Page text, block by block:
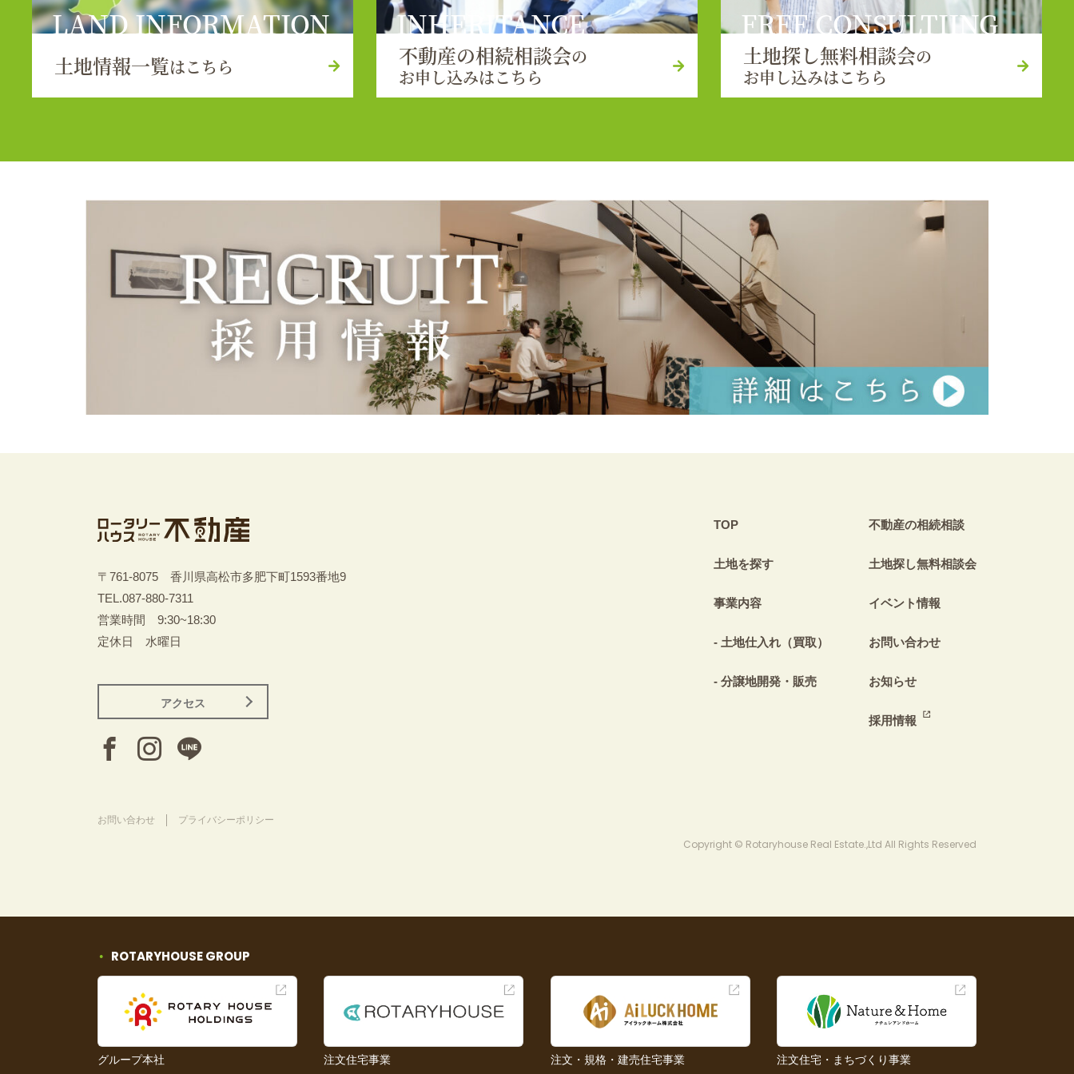
LAND INFORMATION
土地情報一覧はこちら
INHERITANCE
不動産の相続相談会の
お申し込みはこちら
FREE CONSULTIING
土地探し無料相談会の
お申し込みはこちら
TOP
土地を探す
事業内容
土地仕入れ（買取）
分譲地開発・販売
不動産の相続相談
土地探し無料相談会
イベント情報
お問い合わせ
お知らせ
採用情報
〒761-8075 香川県高松市多肥下町1593番地9
TEL.087-880-7311
営業時間 9:30~18:30
定休日 水曜日
アクセス
お問い合わせ プライバシーポリシー
Copyright © Rotaryhouse Real Estate.,Ltd All Rights Reserved
ROTARYHOUSE GROUP
グループ本社 注文住宅事業 注文・規格・建売住宅事業 注文住宅・まちづくり事業